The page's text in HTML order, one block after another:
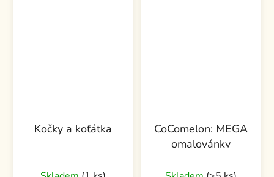
Kočky a koťátka
CoComelon: MEGA
omalovánky